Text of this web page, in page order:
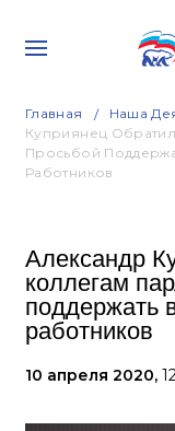
Главная Наша
Куприянец
Просьбой
Работников
Александр
коллегам
поддержать
работников
10 апреля 2020,